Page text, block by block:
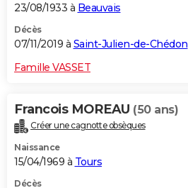
23/08/1933 à Beauvais
Décès
07/11/2019 à Saint-Julien-de-Chédon
Famille VASSET
Francois MOREAU (50 ans)
Créer une cagnotte obsèques
Naissance
15/04/1969 à Tours
Décès